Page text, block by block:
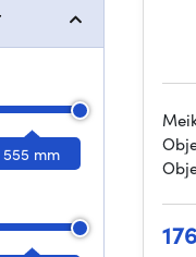
555 mm